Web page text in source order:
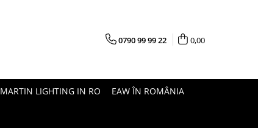
0790 99 99 22 0,00
MARTIN LIGHTING IN RO EAW ÎN ROMÂNIA